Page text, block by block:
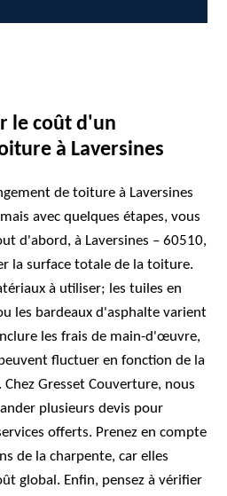
le coût d'un
à Laversines
de toiture à Laversines
avec quelques étapes, vous
d'abord, à Laversines – 60510,
la surface totale de la toiture.
à utiliser; les tuiles en
les bardeaux d'asphalte varient
les frais de main-d'œuvre,
fluctuer en fonction de la
Gresset Couverture, nous
plusieurs devis pour
offerts. Prenez en compte
de la charpente, car elles
global. Enfin, pensez à vérifier